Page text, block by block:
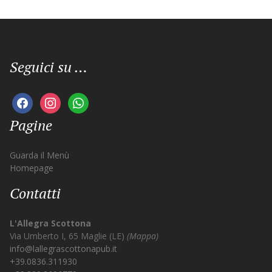
Seguici su …
facebookinstagramwhatsapp
Pagine
Guarda il Menù
Homepage
Contatti
L'Allegra Scottona
Via Umberto I, 65 Maglie (LE) (Mappa)
info@lallegrascottonapub.it
+39.0836.311930